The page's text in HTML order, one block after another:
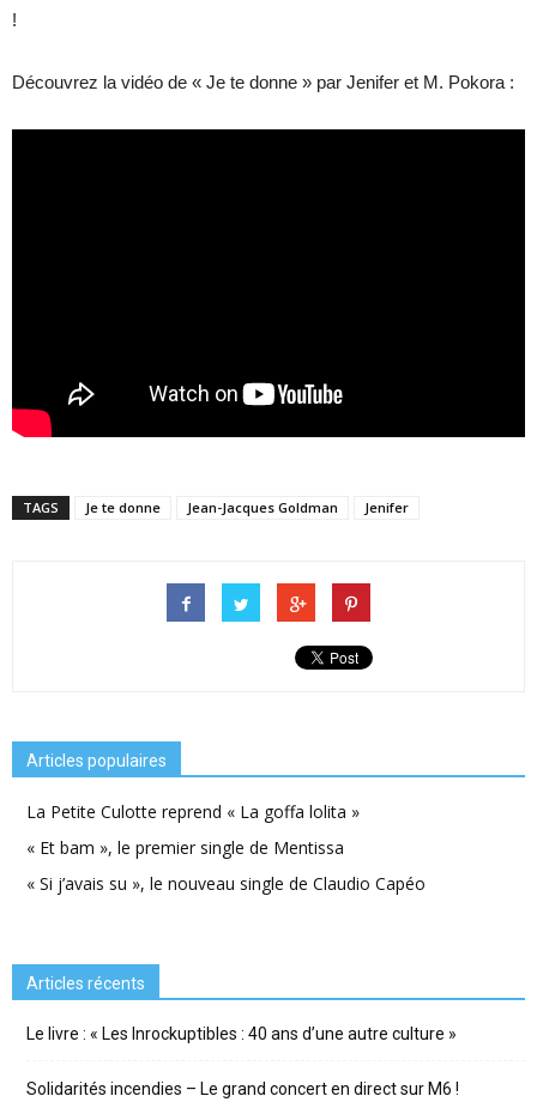
!
Découvrez la vidéo de « Je te donne » par Jenifer et M. Pokora :
TAGS Je te donne Jean-Jacques Goldman Jenifer
Articles populaires
La Petite Culotte reprend « La goffa lolita »
« Et bam », le premier single de Mentissa
« Si j’avais su », le nouveau single de Claudio Capéo
Articles récents
Le livre : « Les Inrockuptibles : 40 ans d’une autre culture »
Solidarités incendies – Le grand concert en direct sur M6 !